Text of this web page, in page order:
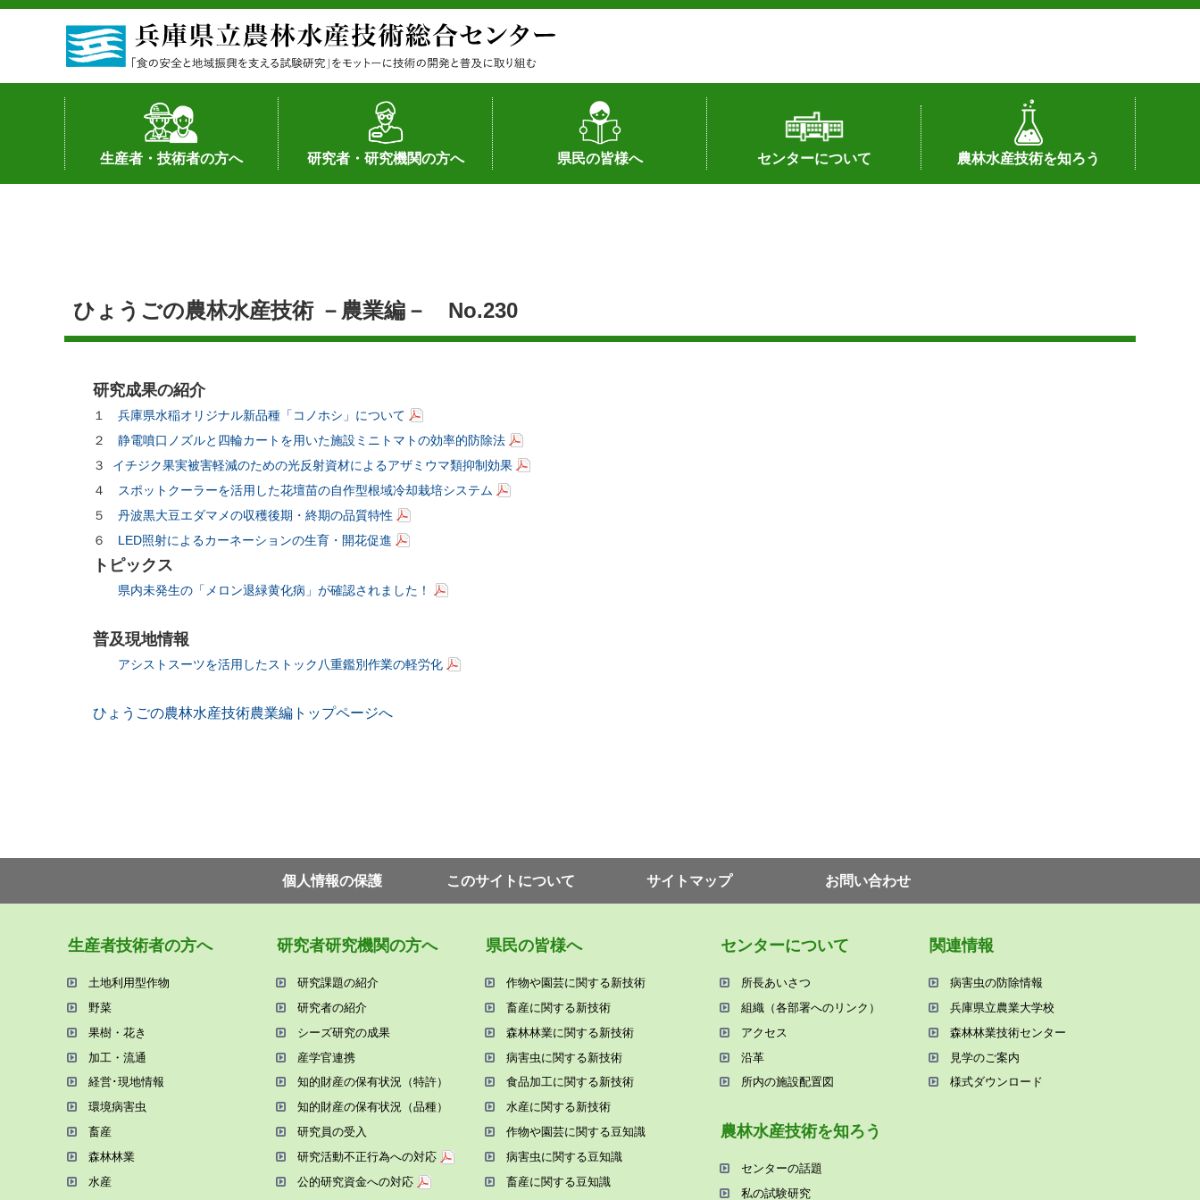
生産者・技術者の方へ
土地利用型作物
野菜
果樹・花き
加工・流通
経営･現地情報
環境病害虫
畜産
森林林業
水産
基幹種雄牛の紹介
研究者・研究機関の方へ
研究者の紹介
シーズ研究の成果
産学官連携
知的財産の保有状況（特許）
知的財産の保有状況（品種）
研究員の受入
研究活動不正行為への対応
公的研究資金への対応
県民の皆様へ
作物や園芸に関する新技術
畜産に関する新技術
森林林業に関する新技術
病害虫に関する新技術
食品加工に関する新技術
水産に関する新技術
作物や園芸に関する豆知識
病害虫に関する豆知識
畜産に関する豆知識
水産に関する豆知識
バイテク・農業環境・機械関係
食品加工に関する豆知識
森林林業に関する豆知識
センターについて
所長あいさつ
組織（各部署へのリンク）
アクセス
沿革
所内の施設配置図
農林水産技術を知ろう
センターの話題
私の試験研究
試験研究課題
第6期中期業務計画
オンライン研究報告
刊行物
知的財産に関する相談窓口
ひょうごの農林水産技術 －農業編－ No.230
研究成果の紹介
１ 兵庫県水稲オリジナル新品種「コノホシ」について
２ 静電噴口ノズルと四輪カートを用いた施設ミニトマトの効率的防除法
３ イチジク果実被害軽減のための光反射資材によるアザミウマ類抑制効果
４
スポットクーラーを活用した花壇苗の自作型根域冷却栽培システム
５ 丹波黒大豆エダマメの収穫後期・終期の品質特性
６ LED照射によるカーネーションの生育・開花促進
トピックス
県内未発生の「メロン退緑黄化病」が確認されました！
普及現地情報
アシストスーツを活用したストック八重鑑別作業の軽労化
ひょうごの農林水産技術農業編トップページへ
個⼈情報の保護 このサイトについて サイトマップ お問い合わせ
⽣産者技術者の⽅へ
⼟地利⽤型作物
野菜
果樹・花き
加⼯・流通
経営･現地情報
環境病害⾍
畜産
森林林業
⽔産
研究者研究機関の⽅へ
研究課題の紹介
研究者の紹介
シーズ研究の成果
産学官連携
知的財産の保有状況（特許）
知的財産の保有状況（品種）
研究員の受⼊
研究活動不正⾏為への対応
公的研究資金への対応
県⺠の皆様へ
作物や園芸に関する新技術
畜産に関する新技術
森林林業に関する新技術
病害⾍に関する新技術
⾷品加⼯に関する新技術
⽔産に関する新技術
作物や園芸に関する⾖知識
病害⾍に関する⾖知識
畜産に関する⾖知識
センターについて
所⻑あいさつ
組織（各部署へのリンク）
アクセス
沿⾰
所内の施設配置図
農林⽔産技術を知ろう
センターの話題
私の試験研究
関連情報
病害⾍の防除情報
兵庫県⽴農業⼤学校
森林林業技術センター
⾒学のご案内
様式ダウンロード